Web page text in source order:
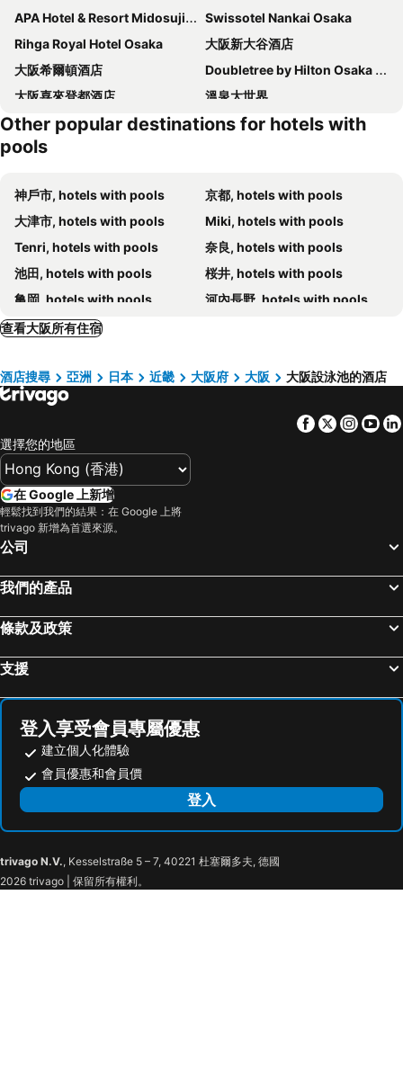
APA Hotel & Resort Midosuji Hommachi Ekimae Tower
Swissotel Nankai Osaka
Rihga Royal Hotel Osaka
大阪新大谷酒店
大阪希爾頓酒店
Doubletree by Hilton Osaka Castle
大阪喜來登都酒店
溫泉大世界
大阪君悅麗晶酒店
大阪國際阪急酒店
大阪帝國酒店
大阪港麗酒店
W Osaka
Four Seasons Hotel Osaka
大阪麗思卡爾頓酒店
Patina Osaka
大阪膠囊旅館 - 只招待男士入住
尼崎 都酒店
Hotel CoCoDe Plus
Towers Hotel - Adult Only -
Osaka Hokko Marina Hull
Hotel Shin Osaka
Other popular destinations for hotels with
pools
神戶市, hotels with pools
京都, hotels with pools
大津市, hotels with pools
Miki, hotels with pools
Tenri, hotels with pools
奈良, hotels with pools
池田, hotels with pools
桜井, hotels with pools
亀岡, hotels with pools
河內長野, hotels with pools
箕面, hotels with pools
豐中市, hotels with pools
泉佐野, hotels with pools
Hirakata, hotels with pools
查看大阪所有住宿
酒店搜尋 亞洲 日本 近畿 大阪府 大阪 大阪設泳池的酒店
Facebook
Twitter
選擇您的地區
在 Google 上新增
輕鬆找到我們的結果：在 Google 上將
trivago 新增為首選來源。
公司
我們的產品
條款及政策
支援
登入享受會員專屬優惠
建立個人化體驗
會員優惠和會員價
登入
trivago N.V., Kesselstraße 5 – 7, 40221 杜塞爾多夫, 德國
2026 trivago | 保留所有權利。